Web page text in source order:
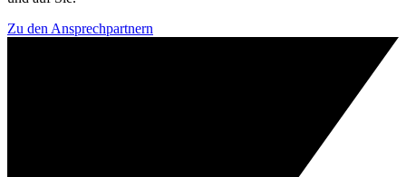
Zu den Ansprechpartnern